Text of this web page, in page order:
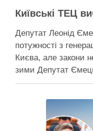
Депутат Леонід
потужності з
Києва, але закони
зими Депутат
можуть бути
генерація тепла,
швидко не вийде …